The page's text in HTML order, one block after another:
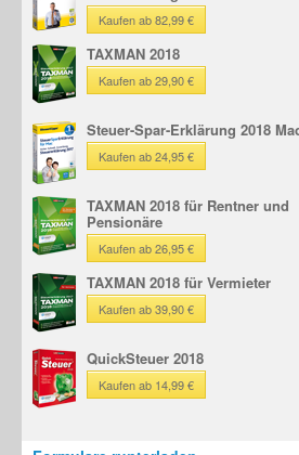
Kaufen ab 82,99 €
TAXMAN 2018
Kaufen ab 29,90 €
Steuer-Spar-Erklärung 2018
Kaufen ab 24,95 €
TAXMAN 2018 für Rentner und
Pensionäre
Kaufen ab 26,95 €
TAXMAN 2018 für Vermieter
Kaufen ab 39,90 €
QuickSteuer 2018
Kaufen ab 14,99 €